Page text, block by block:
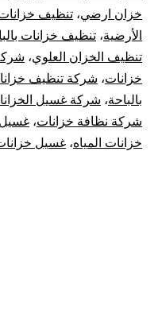
خزان ارضي، تنظيف خزانات
الأرضية، تنظيف خزانات
تنظيف الخزان العلوي،
خزانات، شركة تنظيف
بالباحة، شركة غسيل
شركة نظافة خزانات، غسيل
خزانات المياه، غسيل